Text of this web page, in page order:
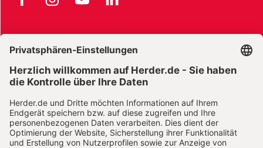
Widerrufsbelehrung E-Books
Widerrufsbelehrung Zeitschriften Datenschutz
Datenschutz Social Media Barrierefreiheit
Vertrag widerrufen